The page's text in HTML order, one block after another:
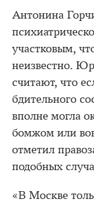
Антонина
участковым,
неизвестно.
считают, что
бдительного
вполне могла
бомжом или
отметил
подобных
«В Москве